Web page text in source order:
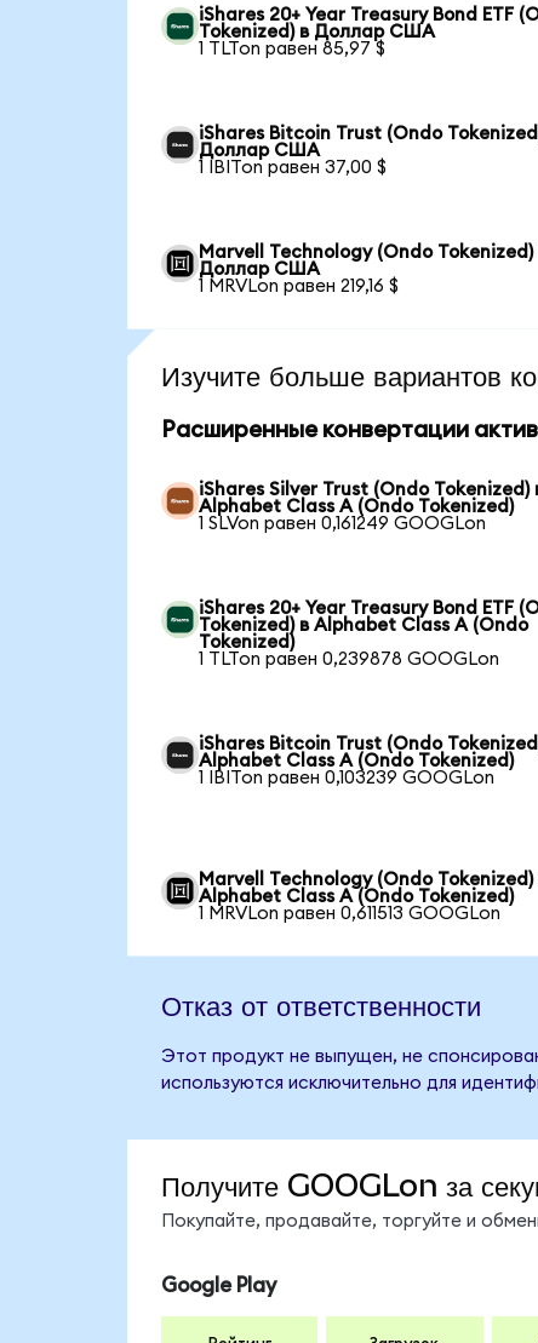
iShares 20+ Year Treasury Bond ETF
Tokenized) в Доллар США
1 TLTon равен 85,97 $
iShares Bitcoin Trust (Ondo
Доллар США
1 IBITon равен 37,00 $
Marvell Technology (Ondo Tokenized)
Доллар США
1 MRVLon равен 219,16 $
Изучите больше вариантов
Расширенные конвертации
iShares Silver Trust (Ondo Tokenized)
Alphabet Class A (Ondo Tokenized)
1 SLVon равен 0,161249 GOOGLon
iShares 20+ Year Treasury Bond ETF
Tokenized) в Alphabet Class A (Ondo
Tokenized)
1 TLTon равен 0,239878 GOOGLon
iShares Bitcoin Trust (Ondo
Alphabet Class A (Ondo Tokenized)
1 IBITon равен 0,103239 GOOGLon
Marvell Technology (Ondo Tokenized)
Alphabet Class A (Ondo Tokenized)
1 MRVLon равен 0,611513 GOOGLon
Отказ от ответственности
Этот продукт не выпущен, не
используются исключительно для
Получите GOOGLon за
Покупайте, продавайте, торгуйте и
Google Play